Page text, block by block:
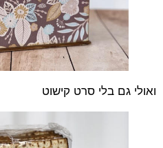
ואולי גם בלי סרט קישוט